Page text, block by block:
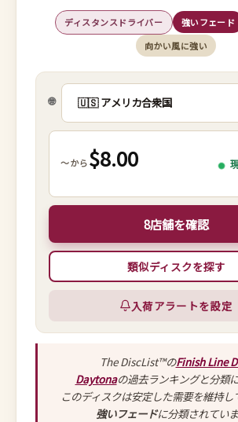
ディスタンスドライバー 強いフェード
向かい風に強い
🌐
～から$8.00
8店舗を確認
類似ディスクを探す
入荷アラートを設定
The DiscList™のFinish Line
Daytonaの過去ランキングと分類に
このディスクは安定した需要を維持し
強いフェードに分類されていま